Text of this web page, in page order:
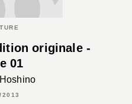
originale -
01